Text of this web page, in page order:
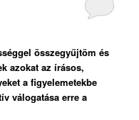
összegyűjtöm és
azokat az írásos,
a figyelemetekbe
válogatása erre a